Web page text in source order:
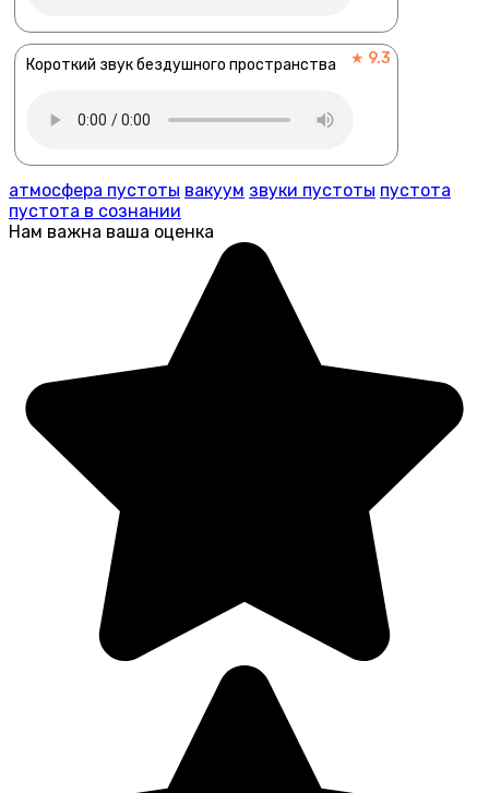
Короткий звук бездушного пространства ★ 9.3
атмосфера пустоты вакуум звуки пустоты пустота
пустота в сознании
Нам важна ваша оценка